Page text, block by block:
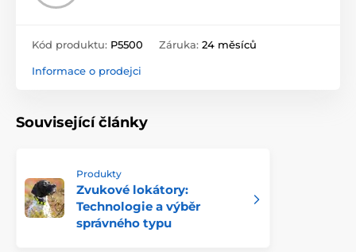
Kód produktu: P5500 Záruka: 24 měsíců
Informace o prodejci
Související články
Produkty
Zvukové lokátory:
Technologie a výběr
správného typu